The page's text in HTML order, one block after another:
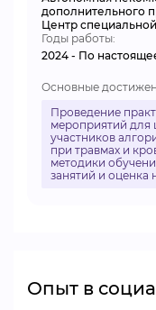
дополнительного
Центр
Годы работы:
2024 - По
Основные
Проведение
мероприятий для
участников
при травмах и
методики
занятий и оценка
Опыт в